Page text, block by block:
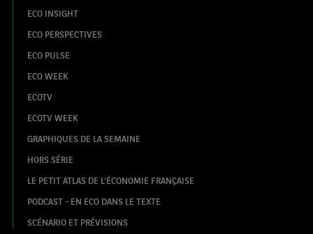
ECO INSIGHT
ECO PERSPECTIVES
ECO PULSE
ECO WEEK
ECOTV
ECOTV WEEK
GRAPHIQUES DE LA SEMAINE
HORS SÉRIE
LE PETIT ATLAS DE L’ÉCONOMIE FRANÇAISE
PODCAST - EN ECO DANS LE TEXTE
SCÉNARIO ET PRÉVISIONS